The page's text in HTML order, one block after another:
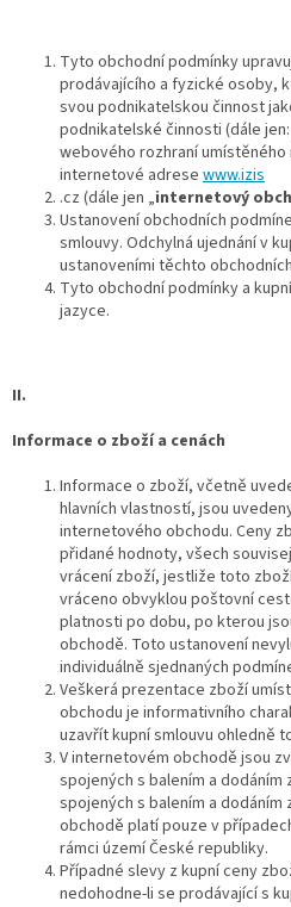
Tyto obchodní podmínky
prodávajícího a fyzické osoby,
svou podnikatelskou činnost
podnikatelské činnosti (dále jen:
webového rozhraní
internetové adrese www.izis
.cz (dále jen „internetový
Ustanovení obchodních
smlouvy. Odchylná ujednání v
ustanoveními těchto
Tyto obchodní podmínky a
jazyce.
II.
Informace o zboží a cenách
Informace o zboží, včetně
hlavních vlastností, jsou
internetového obchodu. Ceny
přidané hodnoty, všech
vrácení zboží, jestliže toto
vráceno obvyklou poštovní
platnosti po dobu, po kterou
obchodě. Toto ustanovení
individuálně sjednaných
Veškerá prezentace zboží
obchodu je informativního
uzavřít kupní smlouvu ohledně
V internetovém obchodě jsou
spojených s balením a
spojených s balením a
obchodě platí pouze v
rámci území České republiky.
Případné slevy z kupní ceny
nedohodne-li se prodávající s